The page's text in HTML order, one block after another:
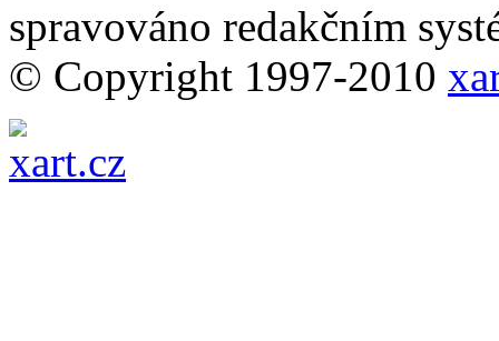
spravováno redakčním
© Copyright 1997-2010